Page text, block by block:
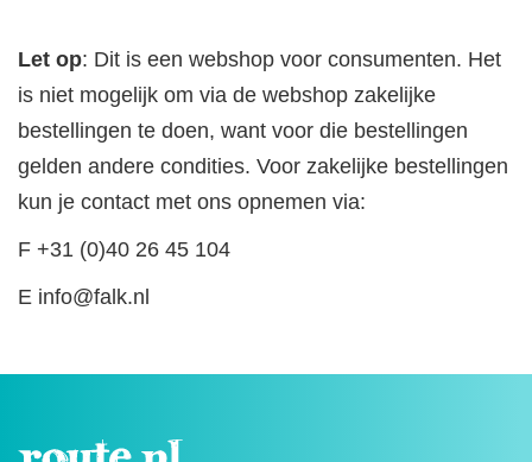
Let op: Dit is een webshop voor consumenten. Het
is niet mogelijk om via de webshop zakelijke
bestellingen te doen, want voor die bestellingen
gelden andere condities. Voor zakelijke bestellingen
kun je contact met ons opnemen via:
F +31 (0)40 26 45 104
E info@falk.nl